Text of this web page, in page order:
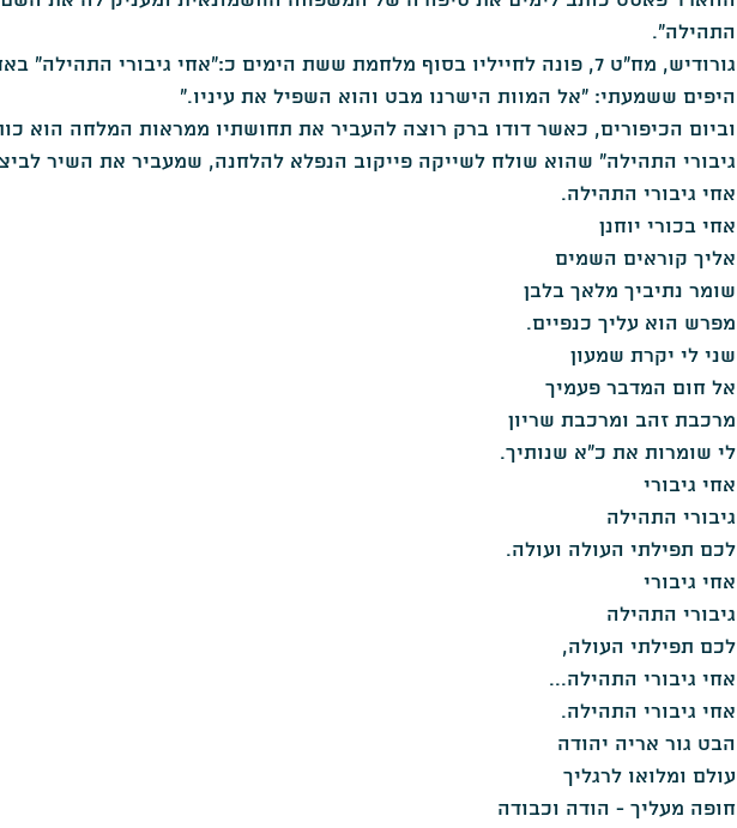
התהילה".
גורודיש, מח"ט 7, פונה לחייליו בסוף מלחמת ששת הימים כ:"אחי גיבורי
היפים ששמעתי: "אל המוות הישרנו מבט והוא השפיל את עיניו."
וביום הכיפורים, כאשר דודו ברק רוצה להעביר את תחושתיו ממראות המלחה הוא
גיבורי התהילה" שהוא שולח לשייקה פייקוב הנפלא להלחנה, שמעביר את השיר
אחי גיבורי התהילה.
אחי בכורי יוחנן
אליך קוראים השמים
שומר נתיביך מלאך בלבן
מפרש הוא עליך כנפיים.
שני לי יקרת שמעון
אל חום המדבר פעמיך
מרכבת זהב ומרכבת שריון
לי שומרות את כ"א שנותיך.
אחי גיבורי
גיבורי התהילה
לכם תפילתי העולה ועולה.
אחי גיבורי
גיבורי התהילה
לכם תפילתי העולה,
אחי גיבורי התהילה...
אחי גיבורי התהילה.
הבט גור אריה יהודה
עולם ומלואו לרגליך
חופה מעליך - הודה וכבודה